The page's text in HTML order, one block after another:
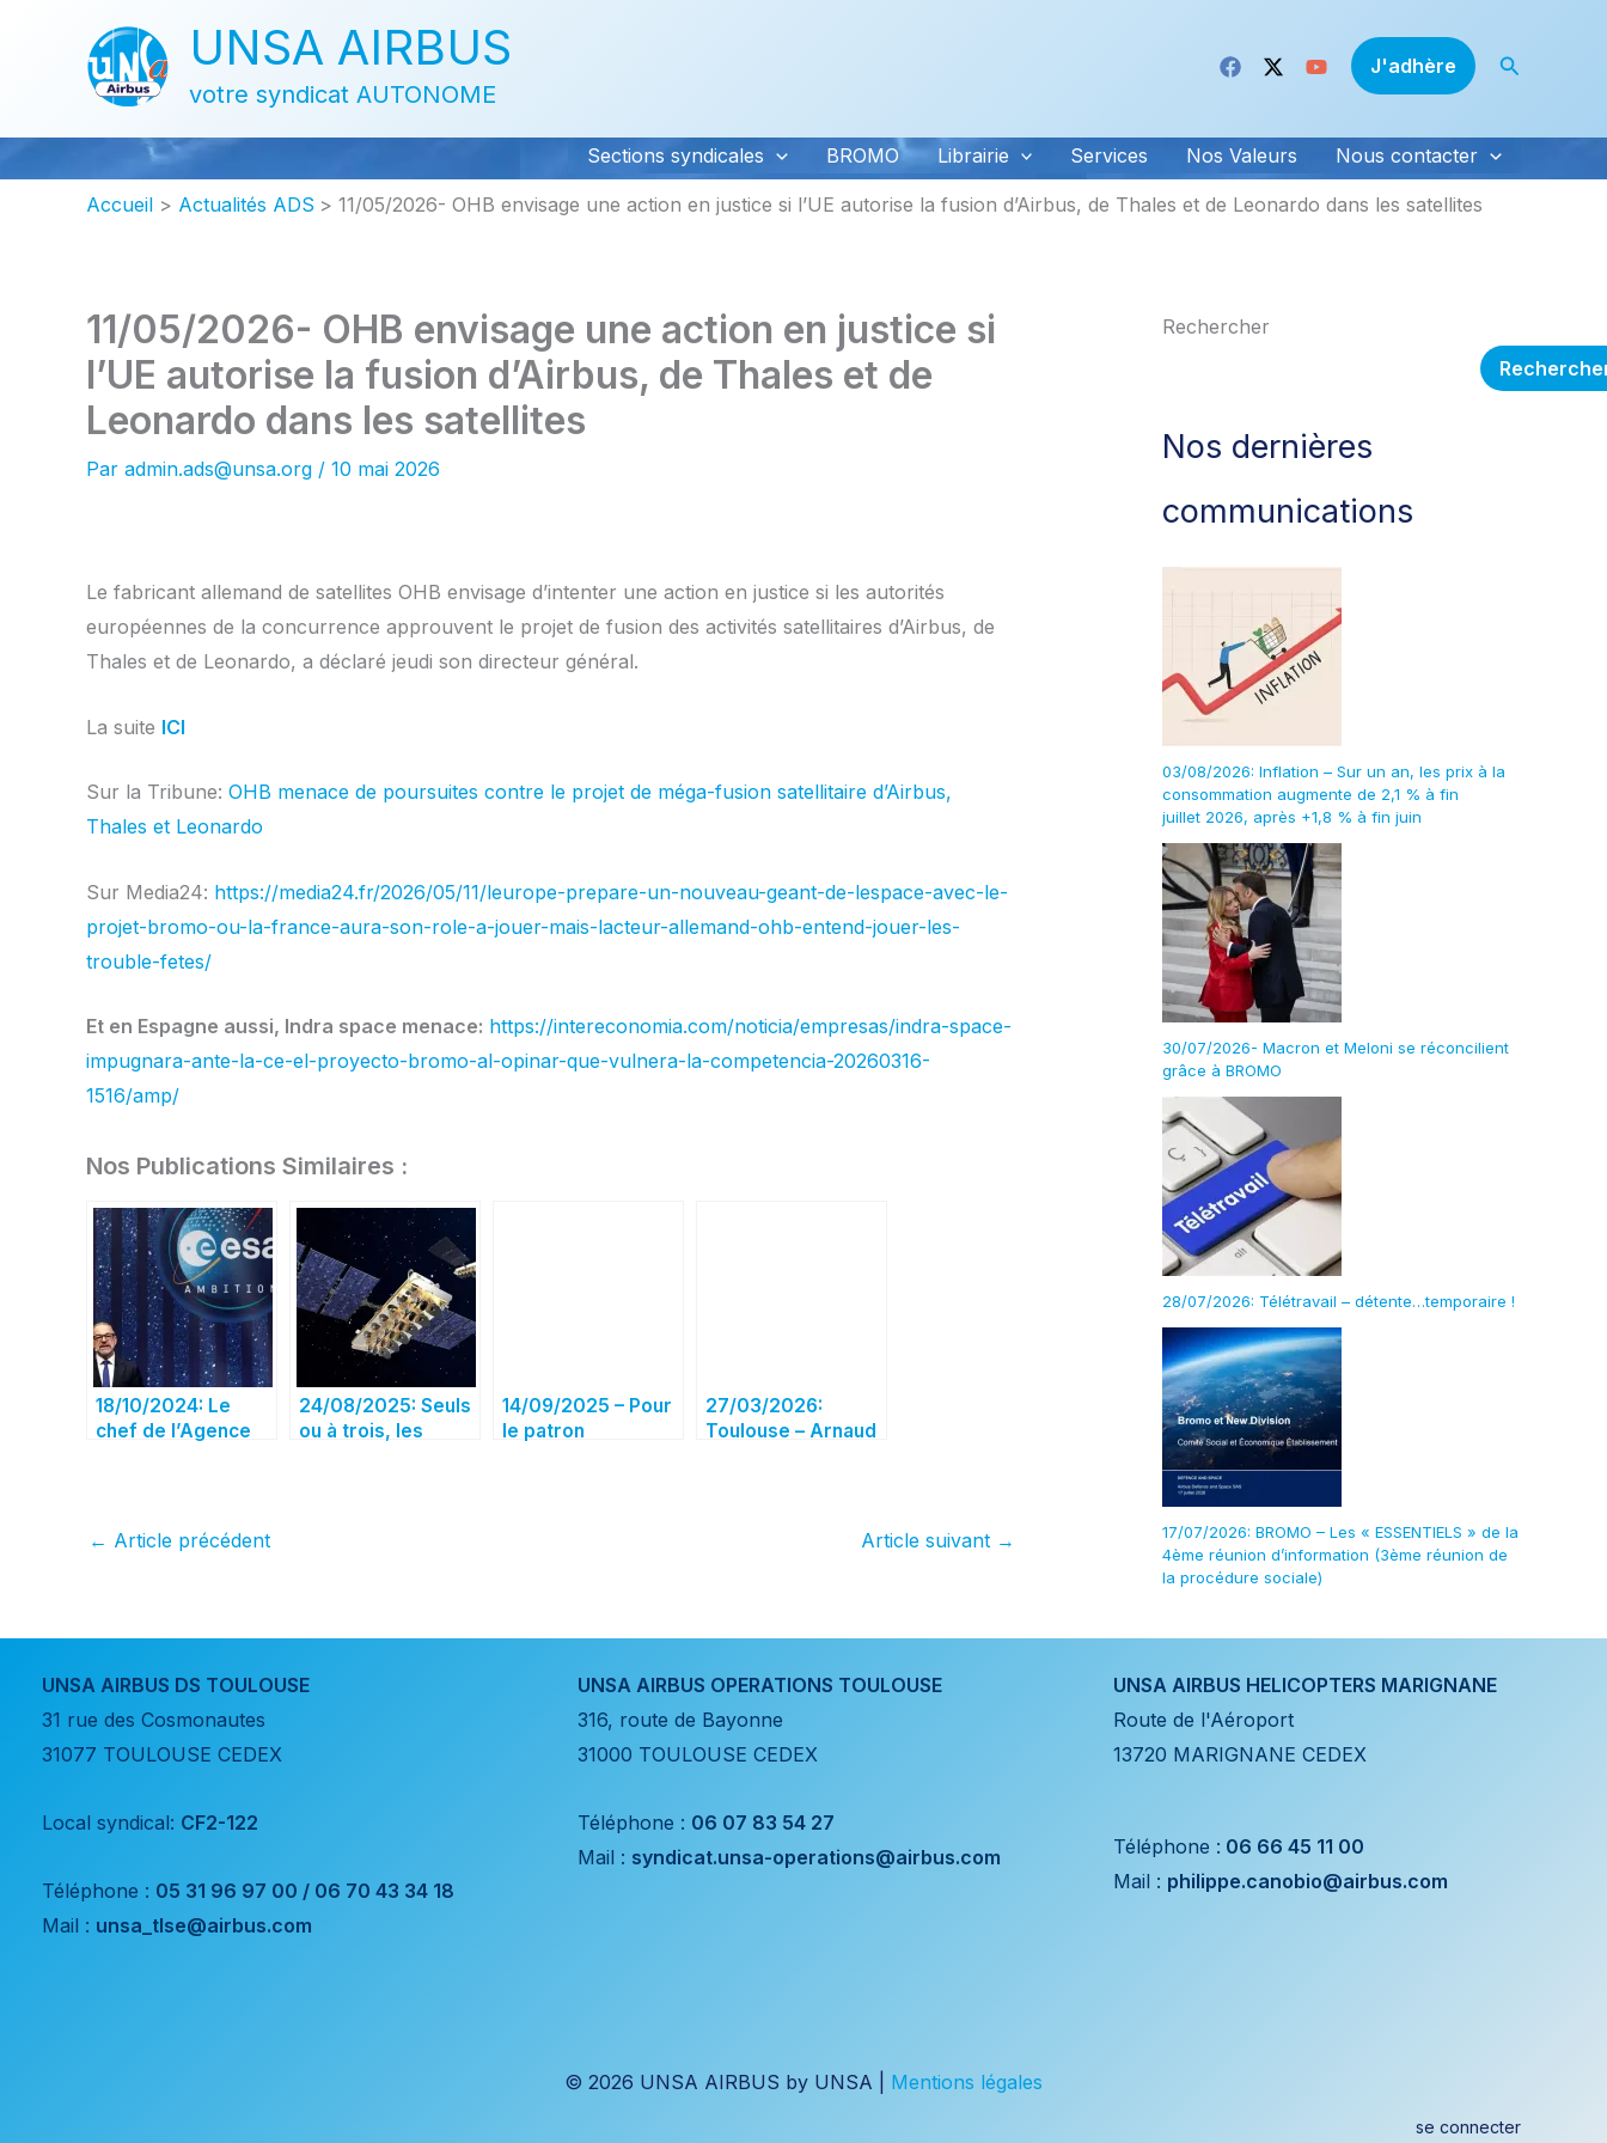
UNSA AIRBUS
votre syndicat AUTONOME
J'adhère
Sections syndicales BROMO Librairie Services Nos Valeurs Nous contacter
Accueil Actualités ADS 11/05/2026- OHB envisage une action en justice si l’UE autorise la fusion d’Airbus, de Thales et de Leonardo dans les satellites
11/05/2026- OHB envisage une action en justice si
l’UE autorise la fusion d’Airbus, de Thales et de
Leonardo dans les satellites
Par admin.ads@unsa.org / 10 mai 2026
Le fabricant allemand de satellites OHB envisage d’intenter une ​action en justice si les autorités
européennes de la concurrence approuvent le projet de fusion des activités satellitaires d’Airbus, ​de
Thales et de Leonardo, a déclaré jeudi son directeur général.
La suite ICI
Sur la Tribune: OHB menace de poursuites contre le projet de méga-fusion satellitaire d’Airbus,
Thales et Leonardo
Sur Media24: https://media24.fr/2026/05/11/leurope-prepare-un-nouveau-geant-de-lespace-avec-le-
projet-bromo-ou-la-france-aura-son-role-a-jouer-mais-lacteur-allemand-ohb-entend-jouer-les-
trouble-fetes/
Et en Espagne aussi, Indra space menace: https://intereconomia.com/noticia/empresas/indra-space-
impugnara-ante-la-ce-el-proyecto-bromo-al-opinar-que-vulnera-la-competencia-20260316-
1516/amp/
Nos Publications Similaires :
18/10/2024: Le
chef de l’Agence
l’Europe doit être
capable de
24/08/2025: Seuls
ou à trois, les
14/09/2025 – Pour
le patron
27/03/2026:
Toulouse – Arnaud
← Article précédent Article suivant →
Rechercher
Nos dernières
communications
03/08/2026: Inflation – Sur un an, les prix à la
consommation augmente de 2,1 % à fin
juillet 2026, après +1,8 % à fin juin
30/07/2026- Macron et Meloni se réconcilient
grâce à BROMO
28/07/2026: Télétravail – détente…temporaire !
17/07/2026: BROMO – Les « ESSENTIELS » de la
4ème réunion d’information (3ème réunion de
la procédure sociale)
UNSA AIRBUS DS TOULOUSE
31 rue des Cosmonautes
31077 TOULOUSE CEDEX
Local syndical: CF2-122
Téléphone : 05 31 96 97 00 / 06 70 43 34 18
Mail : unsa_tlse@airbus.com
UNSA AIRBUS OPERATIONS TOULOUSE
316, route de Bayonne
31000 TOULOUSE CEDEX
Téléphone : 06 07 83 54 27
Mail : syndicat.unsa-operations@airbus.com
UNSA AIRBUS HELICOPTERS MARIGNANE
Route de l'Aéroport
13720 MARIGNANE CEDEX
Téléphone : 06 66 45 11 00
Mail : philippe.canobio@airbus.com
© 2026 UNSA AIRBUS by UNSA | Mentions légales
se connecter